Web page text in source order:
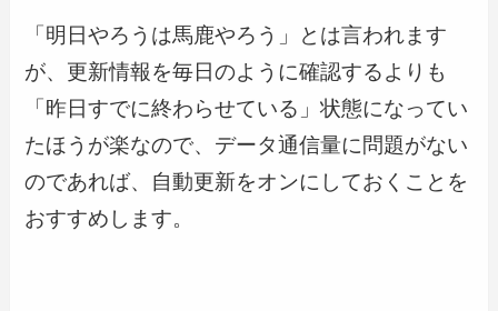
「明日やろうは馬鹿やろう」とは言われます
が、更新情報を毎日のように確認するよりも
「昨日すでに終わらせている」状態になってい
たほうが楽なので、データ通信量に問題がない
のであれば、自動更新をオンにしておくことを
おすすめします。